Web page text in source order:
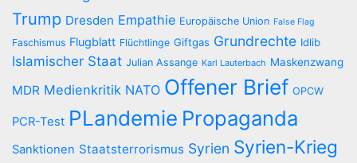
Trump Dresden Empathie Europäische Union False Flag
Faschismus Flugblatt Flüchtlinge Giftgas Grundrechte Idlib
Islamischer Staat Julian Assange Karl Lauterbach Maskenzwang
MDR Medienkritik NATO Offener Brief OPCW
PCR-Test PLandemie Propaganda
Sanktionen Staatsterrorismus Syrien Syrien-Krieg